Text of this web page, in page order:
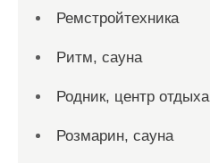
Ремстройтехника
Ритм, сауна
Родник, центр отдыха
Розмарин, сауна